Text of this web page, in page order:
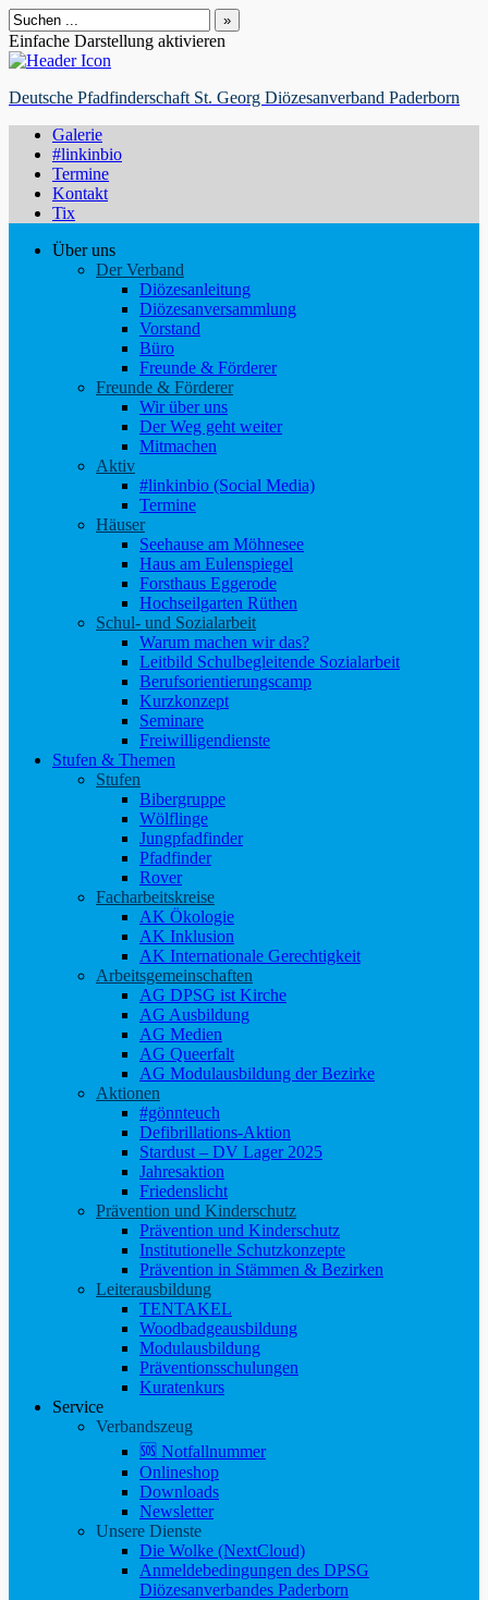
Suchen
nach:
Einfache Darstellung aktivieren
Deutsche Pfadfinderschaft St. Georg Diözesanverband Paderborn
Galerie
#linkinbio
Termine
Kontakt
Tix
Über uns
Der Verband
Diözesanleitung
Diözesanversammlung
Vorstand
Büro
Freunde & Förderer
Freunde & Förderer
Wir über uns
Der Weg geht weiter
Mitmachen
Aktiv
#linkinbio (Social Media)
Termine
Häuser
Seehause am Möhnesee
Haus am Eulenspiegel
Forsthaus Eggerode
Hochseilgarten Rüthen
Schul- und Sozialarbeit
Warum machen wir das?
Leitbild Schulbegleitende Sozialarbeit
Berufsorientierungscamp
Kurzkonzept
Seminare
Freiwilligendienste
Stufen & Themen
Stufen
Bibergruppe
Wölflinge
Jungpfadfinder
Pfadfinder
Rover
Facharbeitskreise
AK Ökologie
AK Inklusion
AK Internationale Gerechtigkeit
Arbeitsgemeinschaften
AG DPSG ist Kirche
AG Ausbildung
AG Medien
AG Queerfalt
AG Modulausbildung der Bezirke
Aktionen
#gönnteuch
Defibrillations-Aktion
Stardust – DV Lager 2025
Jahresaktion
Friedenslicht
Prävention und Kinderschutz
Prävention und Kinderschutz
Institutionelle Schutzkonzepte
Prävention in Stämmen & Bezirken
Leiterausbildung
TENTAKEL
Woodbadgeausbildung
Modulausbildung
Präventionsschulungen
Kuratenkurs
Service
Verbandszeug
🆘 Notfallnummer
Onlineshop
Downloads
Newsletter
Unsere Dienste
Die Wolke (NextCloud)
Anmeldebedingungen des DPSG
Diözesanverbandes Paderborn